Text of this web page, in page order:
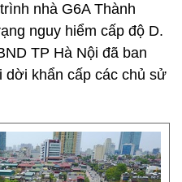
nhà G6A Thành
nguy hiểm cấp độ D.
TP Hà Nội đã ban
dời khẩn cấp các chủ sử